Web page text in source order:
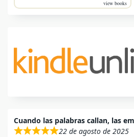
view books
Cuando las palabras callan, las
22 de agosto de 2025